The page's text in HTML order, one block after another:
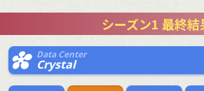
シーズン1 最終結
Data Center
Crystal